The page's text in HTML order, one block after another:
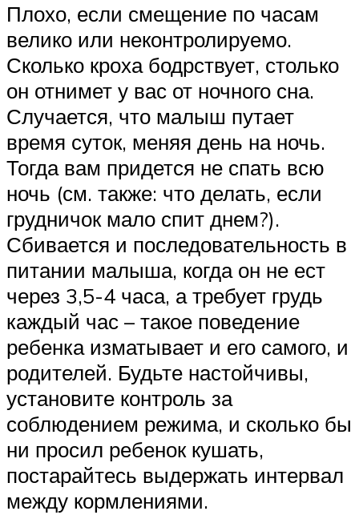
Плохо, если смещение по часам
велико или неконтролируемо.
Сколько кроха бодрствует, столько
он отнимет у вас от ночного сна.
Случается, что малыш путает
время суток, меняя день на ночь.
Тогда вам придется не спать всю
ночь (см. также: что делать, если
грудничок мало спит днем?).
Сбивается и последовательность в
питании малыша, когда он не ест
через 3,5-4 часа, а требует грудь
каждый час – такое поведение
ребенка изматывает и его самого, и
родителей. Будьте настойчивы,
установите контроль за
соблюдением режима, и сколько бы
ни просил ребенок кушать,
постарайтесь выдержать интервал
между кормлениями.